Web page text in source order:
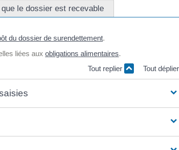
le dossier est recevable
du dossier de surendettement.
liées aux obligations alimentaires.
Tout replier
Tout